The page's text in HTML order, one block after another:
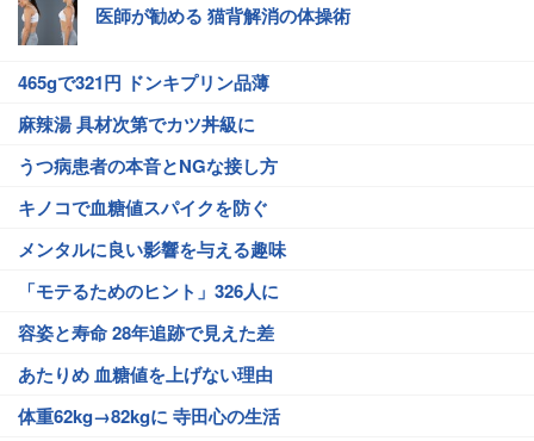
医師が勧める 猫背解消の体操術
465gで321円 ドンキプリン品薄
麻辣湯 具材次第でカツ丼級に
うつ病患者の本音とNGな接し方
キノコで血糖値スパイクを防ぐ
メンタルに良い影響を与える趣味
「モテるためのヒント」326人に
容姿と寿命 28年追跡で見えた差
あたりめ 血糖値を上げない理由
体重62kg→82kgに 寺田心の生活